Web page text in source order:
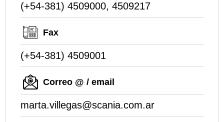
(+54-381) 4509000, 4509217
Fax
(+54-381) 4509001
Correo @ / email
marta.villegas@scania.com.ar